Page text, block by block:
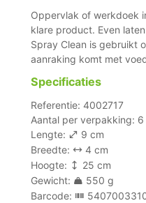
Oppervlak of werkdoek
klare product. Even
Spray Clean is gebruikt
aanraking komt met
Specificaties
Referentie: 4002717
Aantal per verpakking:
Lengte:
9 cm
Breedte:
4 cm
Hoogte:
25 cm
Gewicht:
550 g
Barcode: